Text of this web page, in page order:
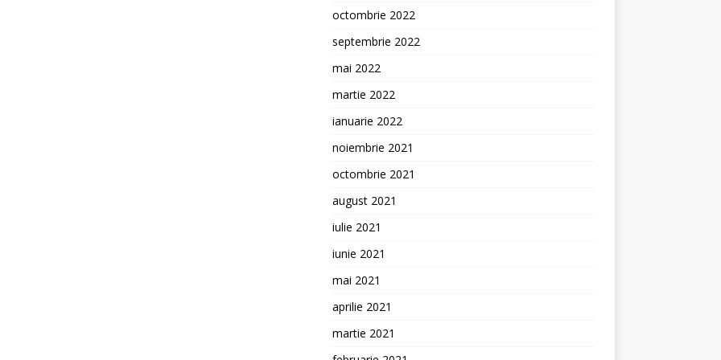
octombrie 2022
septembrie 2022
mai 2022
martie 2022
ianuarie 2022
noiembrie 2021
octombrie 2021
august 2021
iulie 2021
iunie 2021
mai 2021
aprilie 2021
martie 2021